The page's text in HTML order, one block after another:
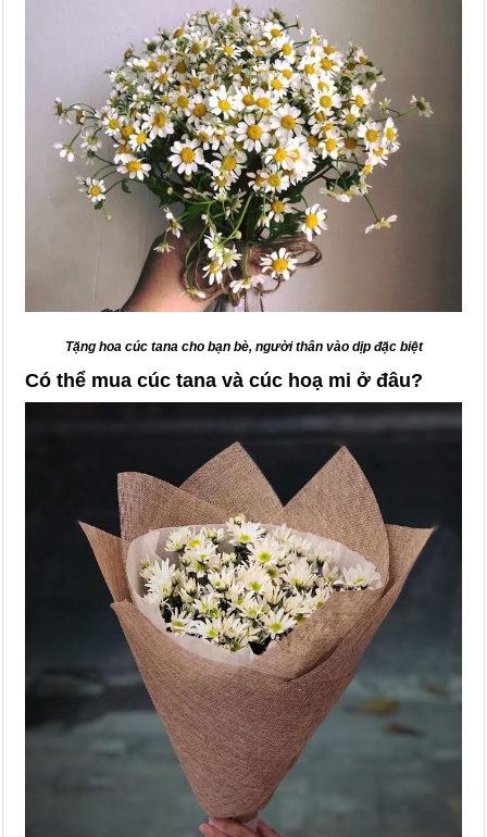
Tặng hoa cúc tana cho bạn bè, người thân vào dịp đặc biệt
Có thể mua cúc tana và cúc hoạ mi ở đâu?